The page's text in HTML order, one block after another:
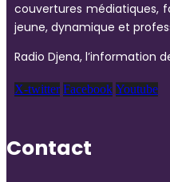
couvertures médiatiques,
jeune, dynamique et
Radio Djena, l’information
X-twitter Facebook Youtube
Contact